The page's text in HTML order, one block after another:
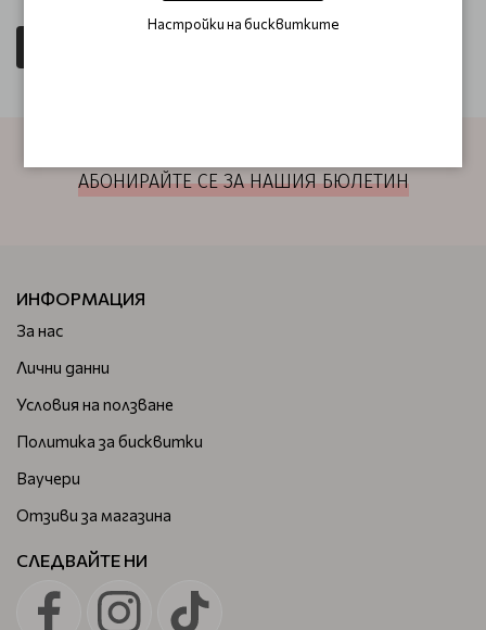
АБОНИРАЙТЕ СЕ ЗА НАШИЯ БЮЛЕТИН
ИНФОРМАЦИЯ
За нас
Лични данни
Условия на ползване
Политика за бисквитки
Ваучери
Отзиви за магазина
СЛЕДВАЙТЕ НИ
Настройки на бисквитките